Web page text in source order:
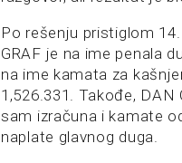
Po rešenju pristiglom
GRAF je na ime penala
na ime kamata za
1,526.331. Takođe, DAN
sam izračuna i kamate
naplate glavnog duga.